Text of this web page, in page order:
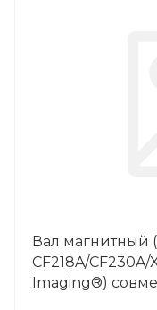
Вал магнитный
CF218A/CF230A/
Imaging®)